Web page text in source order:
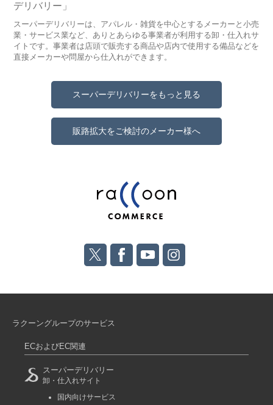
デリバリー」
スーパーデリバリーは、アパレル・雑貨を中心とするメーカーと小売
業・サービス業など、ありとあらゆる事業者が利用する卸・仕入れサ
イトです。事業者は店頭で販売する商品や店内で使用する備品などを
直接メーカーや問屋から仕入れができます。
スーパーデリバリーをもっと見る
販路拡大をご検討のメーカー様へ
ラクーングループのサービス
ECおよびEC関連
スーパーデリバリー
卸・仕入れサイト
国内向けサービス